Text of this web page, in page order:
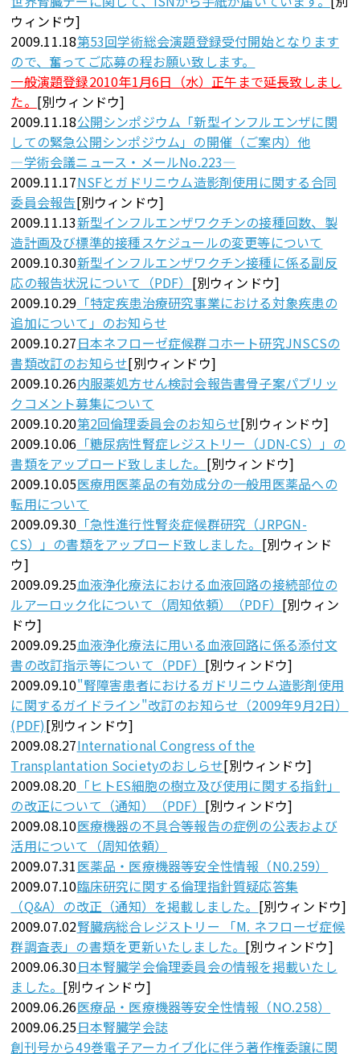
ウィンドウ]
2009.11.18第53回学術総会演題登録受付開始となります
ので、奮ってご応募の程お願い致します。
一般演題登録2010年1月6日（水）正午まで延長致しまし
た。 [別ウィンドウ]
2009.11.18公開シンポジウム「新型インフルエンザに関
しての緊急公開シンポジウム」の開催（ご案内）他
―学術会議ニュース・メールNo.223―
2009.11.17NSFとガドリニウム造影剤使用に関する合同
委員会報告[別ウィンドウ]
2009.11.13新型インフルエンザワクチンの接種回数、製
造計画及び標準的接種スケジュールの変更等について
2009.10.30新型インフルエンザワクチン接種に係る副反
応の報告状況について（PDF） [別ウィンドウ]
2009.10.29 「特定疾患治療研究事業における対象疾患の
追加について」のお知らせ
2009.10.27日本ネフローゼ症候群コホート研究JNSCSの
書類改訂のお知らせ[別ウィンドウ]
2009.10.26内服薬処方せん検討会報告書骨子案パブリッ
クコメント募集について
2009.10.20第2回倫理委員会のお知らせ[別ウィンドウ]
2009.10.06 「糖尿病性腎症レジストリー（JDN-CS）」の
書類をアップロード致しました。 [別ウィンドウ]
2009.10.05医療用医薬品の有効成分の一般用医薬品への
転用について
2009.09.30 「急性進行性腎炎症候群研究（JRPGN-
CS）」の書類をアップロード致しました。 [別ウィンド
ウ]
2009.09.25血液浄化療法における血液回路の接続部位の
ルアーロック化について（周知依頼）（PDF） [別ウィン
ドウ]
2009.09.25血液浄化療法に用いる血液回路に係る添付文
書の改訂指示等について（PDF） [別ウィンドウ]
2009.09.10"腎障害患者におけるガドリニウム造影剤使用
に関するガイドライン"改訂のお知らせ（2009年9月2日）
(PDF)[別ウィンドウ]
2009.08.27International Congress of the
Transplantation Societyのおしらせ[別ウィンドウ]
2009.08.20 「ヒトES細胞の樹立及び使用に関する指針」
の改正について（通知）（PDF） [別ウィンドウ]
2009.08.10医療機器の不具合等報告の症例の公表および
活用について（周知依頼）
2009.07.31医薬品・医療機器等安全性情報（N0.259）
2009.07.10臨床研究に関する倫理指針質疑応答集
（Q&A）の改正（通知）を掲載しました。 [別ウィンドウ]
2009.07.02腎臓病総合レジストリー 「M. ネフローゼ症候
群調査表」の書類を更新いたしました。 [別ウィンドウ]
2009.06.30日本腎臓学会倫理委員会の情報を掲載いたし
ました。 [別ウィンドウ]
2009.06.26医療品・医療機器等安全性情報（NO.258）
2009.06.25日本腎臓学会誌
創刊号から49巻電子アーカイブ化に伴う著作権委譲に関